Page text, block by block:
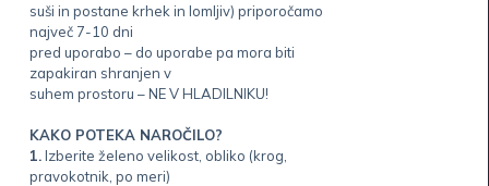
suši in postane krhek in lomljiv) priporočamo
največ 7-10 dni
pred uporabo – do uporabe pa mora biti
zapakiran shranjen v
suhem prostoru – NE V HLADILNIKU!
KAKO POTEKA NAROČILO?
1.Izberite želeno velikost, obliko (krog,
pravokotnik, po meri)